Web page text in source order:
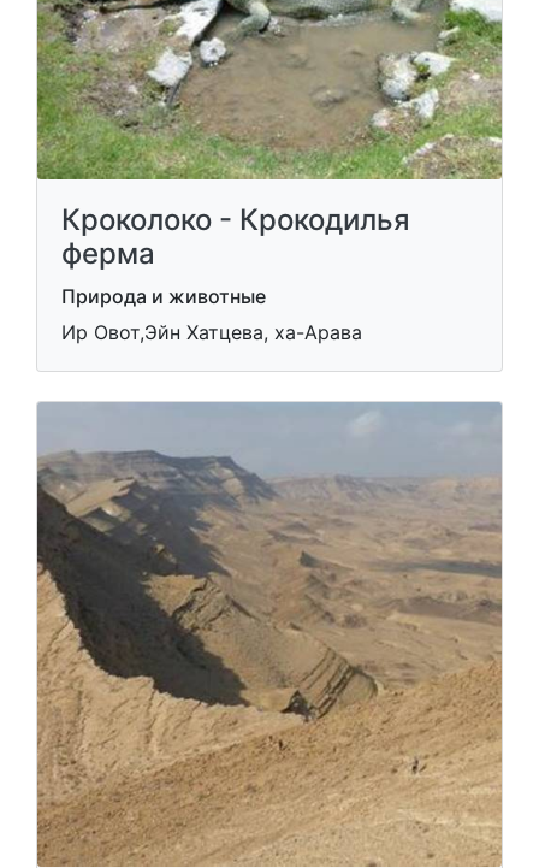
Кроколоко - Крокодилья
ферма
Ир Овот,Эйн Хатцева, ха-Арава